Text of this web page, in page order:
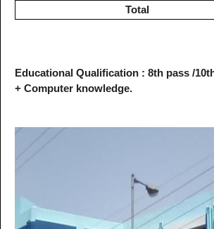
Total
Educational Qualification : 8th pass /
+ Computer knowledge.